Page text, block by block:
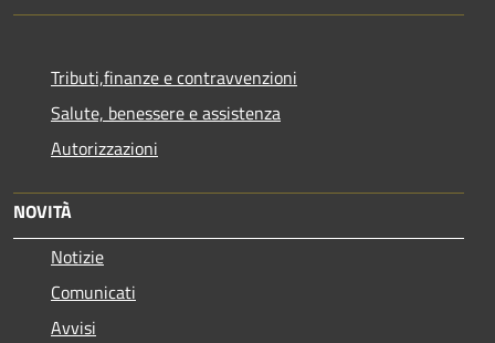
Tributi,finanze e contravvenzioni
Salute, benessere e assistenza
Autorizzazioni
NOVITÀ
Notizie
Comunicati
Avvisi